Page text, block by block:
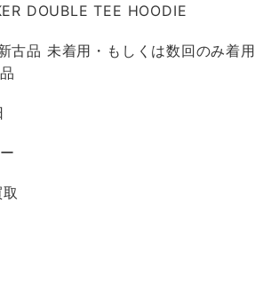
DOUBLE TEE HOODIE
古品 未着用・もしくは数回のみ着用